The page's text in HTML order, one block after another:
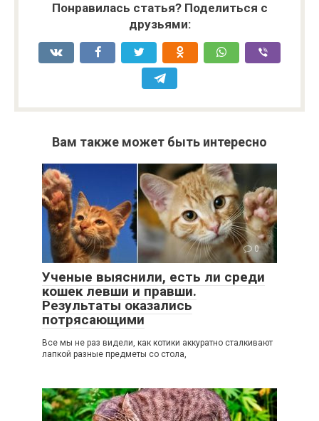
Понравилась статья? Поделиться с
друзьями:
Вам также может быть интересно
0
Ученые выяснили, есть ли среди
кошек левши и правши.
Результаты оказались
потрясающими
Все мы не раз видели, как котики аккуратно сталкивают
лапкой разные предметы со стола,